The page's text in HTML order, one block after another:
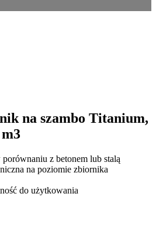
na szambo Titanium,
z betonem lub stalą
na poziomie zbiornika
do użytkowania